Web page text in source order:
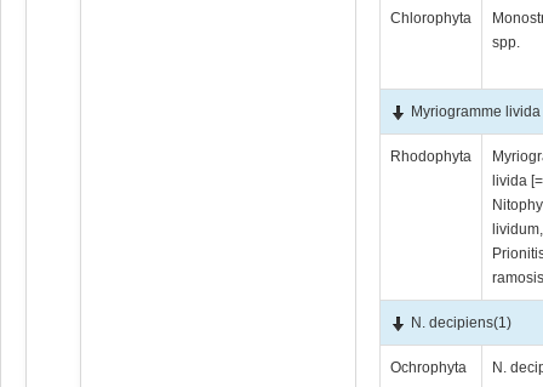
Chlorophyta
spp.
Myriogramme
Rhodophyta
livida [=
lividum,
N. decipiens(1)
Ochrophyta N.